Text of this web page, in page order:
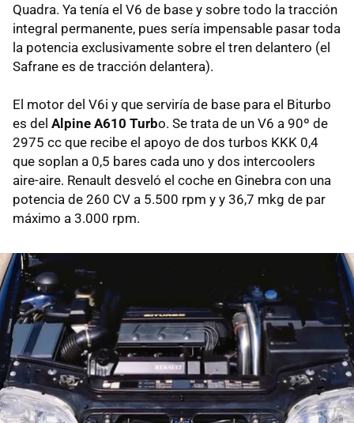
Quadra. Ya tenía el V6 de base y sobre todo la tracción
integral permanente, pues sería impensable pasar toda
la potencia exclusivamente sobre el tren delantero (el
Safrane es de tracción delantera).
El motor del V6i y que serviría de base para el Biturbo
es del Alpine A610 Turbo. Se trata de un V6 a 90º de
2975 cc que recibe el apoyo de dos turbos KKK 0,4
que soplan a 0,5 bares cada uno y dos intercoolers
aire-aire. Renault desveló el coche en Ginebra con una
potencia de 260 CV a 5.500 rpm y y 36,7 mkg de par
máximo a 3.000 rpm.